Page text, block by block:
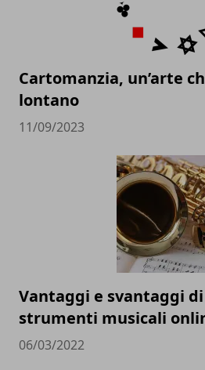
Cartomanzia, un’arte
lontano
11/09/2023
Vantaggi e svantaggi
strumenti musicali
06/03/2022